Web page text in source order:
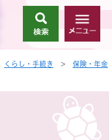
索
メ
ニ
ー
くらし・手続き >
保険・年金